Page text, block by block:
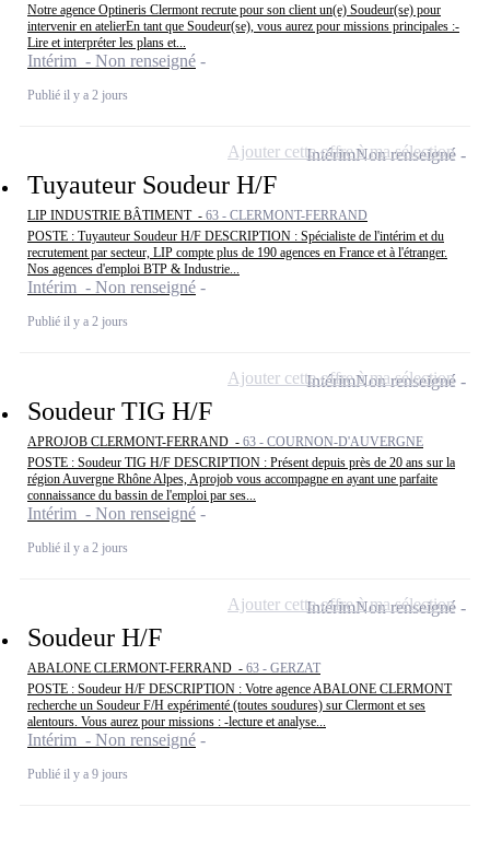
Notre agence Optineris Clermont recrute pour son client un(e) Soudeur(se) pour
intervenir en atelierEn tant que Soudeur(se), vous aurez pour missions principales :-
Lire et interpréter les plans et...
Intérim - Non renseigné
Publié il y a 2 jours
Tuyauteur Soudeur H/F
LIP INDUSTRIE BÂTIMENT - 63 - CLERMONT-FERRAND
POSTE : Tuyauteur Soudeur H/F DESCRIPTION : Spécialiste de l'intérim et du
recrutement par secteur, LIP compte plus de 190 agences en France et à l'étranger.
Nos agences d'emploi BTP & Industrie...
Intérim - Non renseigné
Publié il y a 2 jours
IntérimNon renseigné
Ajouter cette offre à ma sélection
Soudeur TIG H/F
APROJOB CLERMONT-FERRAND - 63 - COURNON-D'AUVERGNE
POSTE : Soudeur TIG H/F DESCRIPTION : Présent depuis près de 20 ans sur la
région Auvergne Rhône Alpes, Aprojob vous accompagne en ayant une parfaite
connaissance du bassin de l'emploi par ses...
Intérim - Non renseigné
Publié il y a 2 jours
IntérimNon renseigné
Ajouter cette offre à ma sélection
Soudeur H/F
ABALONE CLERMONT-FERRAND - 63 - GERZAT
POSTE : Soudeur H/F DESCRIPTION : Votre agence ABALONE CLERMONT
recherche un Soudeur F/H expérimenté (toutes soudures) sur Clermont et ses
alentours. Vous aurez pour missions : -lecture et analyse...
Intérim - Non renseigné
Publié il y a 9 jours
IntérimNon renseigné
Ajouter cette offre à ma sélection